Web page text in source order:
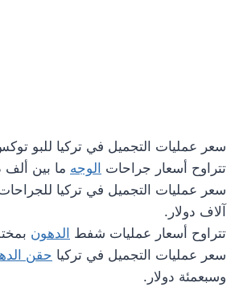
سعر عمليات التجميل في تركيا للبو
تتراوح أسعار جراحات الوجه ما بين ألف
سعر عمليات التجميل في تركيا
آلاف دولار.
تتراوح أسعار عمليات شفط الدهون
سعر عمليات التجميل في تركيا حقن
وسبعمئة دولار.